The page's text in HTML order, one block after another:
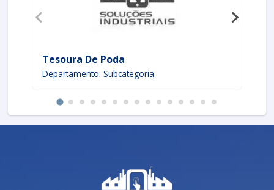
Tesoura De Poda
Departamento: Subcategoria